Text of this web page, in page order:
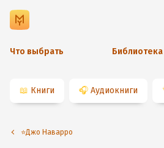
Что выбрать Библиотека
📖 Книги 🎧 Аудиокниги
⭐️Джо Наварро